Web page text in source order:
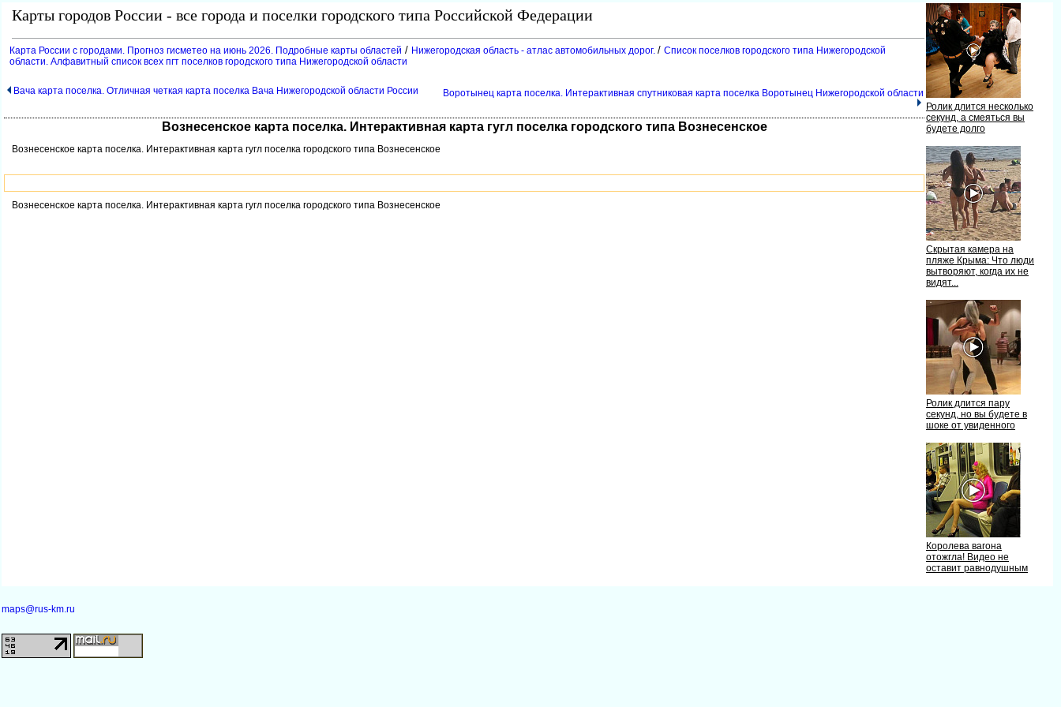
Ролик длится несколько
секунд, а смеяться вы
удете долго
Скрытая камера на
пляже Крыма: Что люди
ытворяют, когда их не
идят...
Ролик длится пару
секунд, но вы будете
шоке от увиденного
Королева вагона
отожгла! Видео не
оставит равнодушным
Карты городов России - все города и поселки городского типа Российской Федерации
Карта России с городами. Прогноз гисметео на июнь 2026. Подробные карты областей / Нижегородская область - атлас автомобильных дорог. / Список поселков городского типа Нижегородской
области. Алфавитный список всех пгт поселков городского типа Нижегородской области
ача карта поселка. Отличная четкая карта поселка Вача Нижегородской области России оротынец карта поселка. Интерактивная спутниковая карта поселка Воротынец Нижегородской области
ознесенское карта поселка. Интерактивная карта гугл поселка городского типа Вознесенское
ознесенское карта поселка. Интерактивная карта гугл поселка городского типа Вознесенское
ознесенское карта поселка. Интерактивная карта гугл поселка городского типа Вознесенское
maps@rus-km.ru